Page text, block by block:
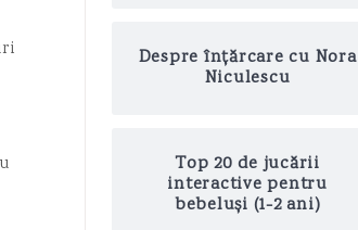
Despre înțărcare cu Nora
Niculescu
Top 20 de jucării
interactive pentru
bebeluși (1-2 ani)